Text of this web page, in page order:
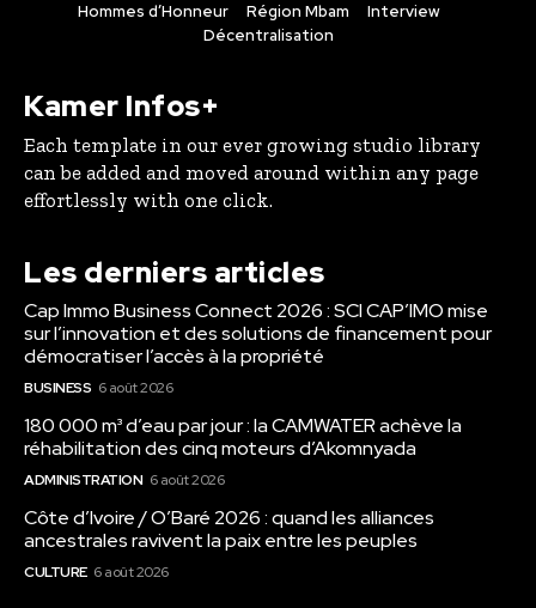
Hommes d’Honneur
Région Mbam
Interview
Décentralisation
Kamer Infos+
Each template in our ever growing studio library
can be added and moved around within any page
effortlessly with one click.
Les derniers articles
Cap Immo Business Connect 2026 : SCI CAP’IMO mise
sur l’innovation et des solutions de financement pour
démocratiser l’accès à la propriété
BUSINESS 6 août 2026
180 000 m³ d’eau par jour : la CAMWATER achève la
réhabilitation des cinq moteurs d’Akomnyada
ADMINISTRATION 6 août 2026
Côte d’Ivoire / O’Baré 2026 : quand les alliances
ancestrales ravivent la paix entre les peuples
CULTURE 6 août 2026